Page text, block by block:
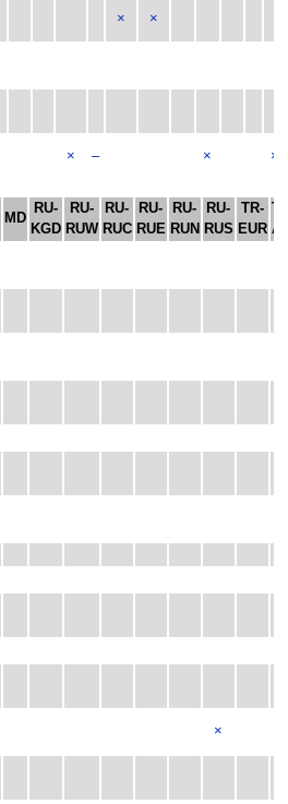
× ×
× – × ×
MD
RU-
KGD
RU-
RUW
RU-
RUC
RU-
RUE
RU-
RUN
RU-
RUS
TR-
EUR
×